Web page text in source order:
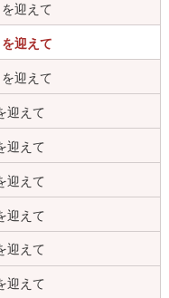
迎えて
迎えて
迎えて
迎えて
迎えて
迎えて
迎えて
迎えて
迎えて